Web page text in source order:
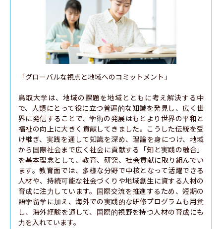
「グローバルな視点と地域へのコミットメント」
鳥取大学は、地域の課題を地域とともに考え解決する中
で、人類にとって役に立つ普遍的な知識を発見し、広く世
界に発信することで、学術の発展はもとより世界の平和と
福祉の向上に大きく貢献してきました。こうした伝統を受
け継ぎ、実践を通して知識を深め、理論を身につけ、地域
から国際社会まで広く社会に貢献する「知と実践の融合」
を基本理念として、教育、研究、社会貢献に取り組んでい
ます。教育面では、多様な分野で中核となって活躍できる
人材や、持続可能な社会づくりや地域創生に資する人材の
育成に注力しています。国際交流を推進するため、短期の
語学留学に加え、海外での実践的な研修プログラムも用意
し、海外経験を通して、国際的視野を持つ人材の育成にも
力を入れています。